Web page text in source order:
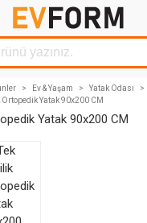
> Ev & Yaşam > Yatak Odası >
Ortopedik Yatak 90x200 CM